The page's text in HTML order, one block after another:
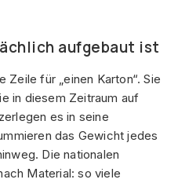
aufgebaut ist
Zeile für „einen Karton“. Sie
in diesem Zeitraum auf
es in seine
das Gewicht jedes
Die nationalen
Material: so viele